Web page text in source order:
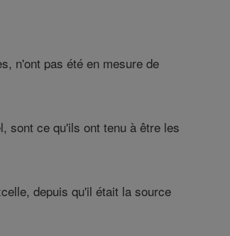
n'ont pas été en mesure de
sont ce qu'ils ont tenu à être les
depuis qu'il était la source